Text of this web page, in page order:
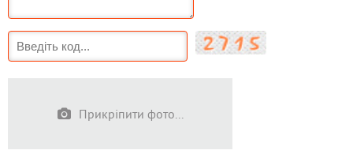
Прикріпити фото...